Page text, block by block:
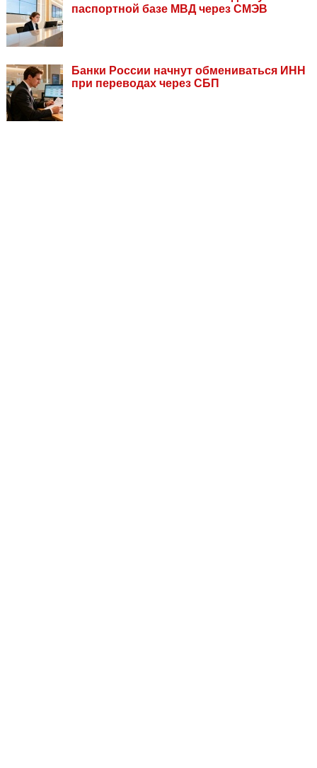
паспортной базе МВД через СМЭВ
Банки России начнут обмениваться ИНН
при переводах через СБП